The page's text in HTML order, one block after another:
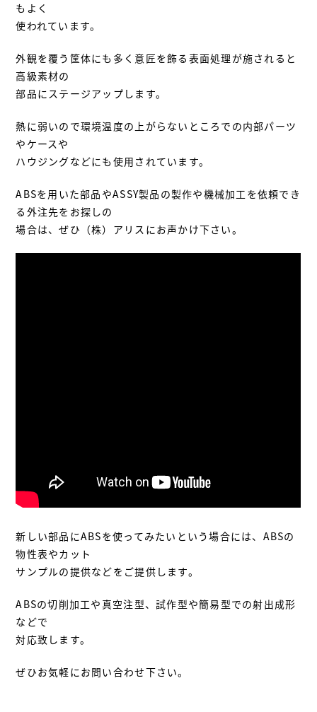
もよく
使われています。
外観を覆う筐体にも多く意匠を飾る表面処理が施されると
高級素材の
部品にステージアップします。
熱に弱いので環境温度の上がらないところでの内部パーツ
やケースや
ハウジングなどにも使用されています。
ABSを用いた部品やASSY製品の製作や機械加工を依頼でき
る外注先をお探しの
場合は、ぜひ（株）アリスにお声かけ下さい。
新しい部品にABSを使ってみたいという場合には、ABSの
物性表やカット
サンプルの提供などをご提供します。
ABSの切削加工や真空注型、試作型や簡易型での射出成形
などで
対応致します。
ぜひお気軽にお問い合わせ下さい。